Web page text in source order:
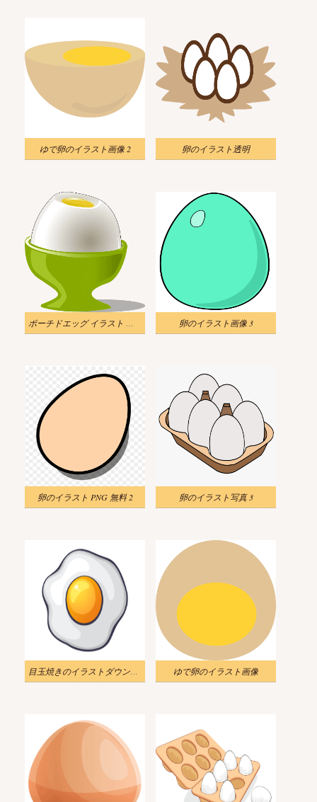
ゆで卵のイラスト画像 2 卵のイラスト透明
ポーチドエッグ イラスト 透明 卵のイラスト画像 3
卵のイラスト PNG 無料 2 卵のイラスト写真 3
目玉焼きのイラストダウンロード ゆで卵のイラスト画像